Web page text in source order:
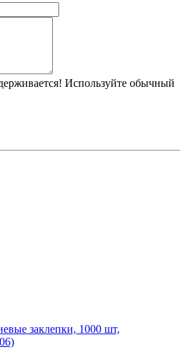
Используйте обычный
заклепки, 1000 шт,